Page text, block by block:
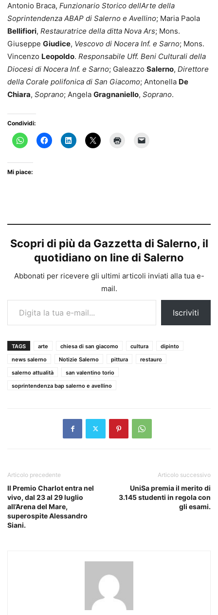
Antonio Braca, Funzionario Storico dellArte della
Soprintendenza ABAP di Salerno e Avellino; Maria Paola
Bellifiori, Restauratrice della ditta Nova Ars; Mons.
Giuseppe Giudice, Vescovo di Nocera Inf. e Sarno; Mons.
Vincenzo Leopoldo. Responsabile Uff. Beni Culturali della
Diocesi di Nocera Inf. e Sarno; Galeazzo Salerno, Direttore
della Corale polifonica di San Giacomo; Antonella De
Chiara, Soprano; Angela Gragnaniello, Soprano.
Condividi:
Mi piace:
Scopri di più da Gazzetta di Salerno, il
quotidiano on line di Salerno
Abbonati per ricevere gli ultimi articoli inviati alla tua e-
mail.
Digita la tua e-mail...
Iscriviti
TAGS arte chiesa di san giacomo cultura
dipinto
news salerno
Notizie Salerno pittura
restauro
salerno attualità
san valentino torio
soprintendenza bap salerno e avellino
Articolo precedente
Il Premio Charlot entra nel
vivo, dal 23 al 29 luglio
all’Arena del Mare,
superospite Alessandro
Siani.
Articolo successivo
UniSa premia il merito di
3.145 studenti in regola con
gli esami.